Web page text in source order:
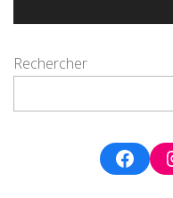
Rechercher